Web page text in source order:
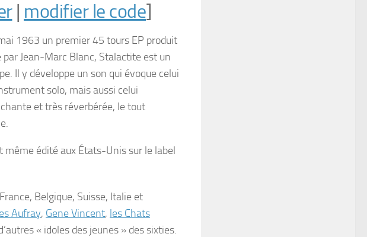
| modifier le code]
1963 un premier 45 tours EP produit
Jean-Marc Blanc, Stalactite est un
Il y développe un son qui évoque celui
solo, mais aussi celui
et très réverbérée, le tout
même édité aux États-Unis sur le label
Belgique, Suisse, Italie et
Aufray, Gene Vincent, les Chats
« idoles des jeunes » des sixties.